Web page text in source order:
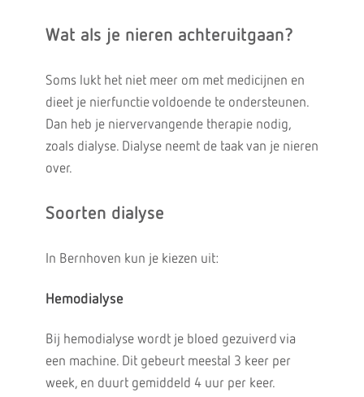
Wat als je nieren achteruitgaan?
Soms lukt het niet meer om met medicijnen en
dieet je nierfunctie voldoende te ondersteunen.
Dan heb je niervervangende therapie nodig,
zoals dialyse. Dialyse neemt de taak van je nieren
over.
Soorten dialyse
In Bernhoven kun je kiezen uit:
Hemodialyse
Bij hemodialyse wordt je bloed gezuiverd via
een machine. Dit gebeurt meestal 3 keer per
week, en duurt gemiddeld 4 uur per keer.